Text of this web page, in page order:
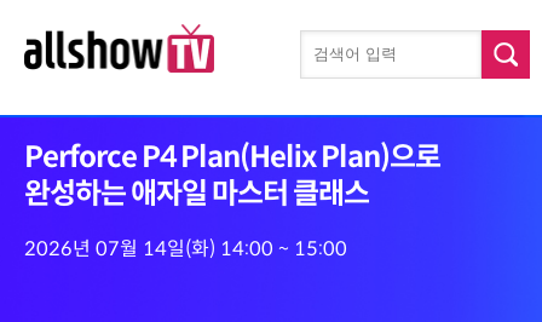
Perforce P4 Plan(Helix Plan)으로
완성하는 애자일 마스터 클래스
2026년 07월 14일(화) 14:00 ~ 15:00